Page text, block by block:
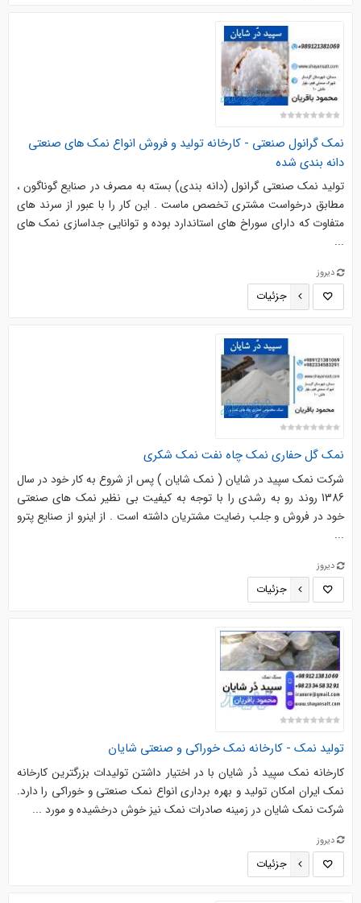
نمک گرانول صنعتی - کارخانه تولید و فروش انواع نمک های صنعتی
دانه بندی شده
تولید نمک صنعتی گرانول (دانه بندی) بسته به مصرف در صنایع گوناگون ،
مطابق درخواست مشتری تخصص ماست . این کار را با عبور از سرند های
متفاوت که دارای سوراخ های استاندارد بوده و توانایی جداسازی نمک های
...
دیروز
جزئیات
نمک گل حفاری نمک چاه نفت نمک شکری
شرکت نمک سپید در شایان ( نمک شایان ) پس از شروع به کار خود در سال
1386 روند رو به رشدی را با توجه به کیفیت بی نظیر نمک های صنعتی
خود در فروش و جلب رضایت مشتریان داشته است . از اینرو از صنایع پترو
...
دیروز
جزئیات
تولید نمک - کارخانه نمک خوراکی و صنعتی شایان
کارخانه نمک سپید دُر شایان با در اختیار داشتن تولیدات بزرگترین کارخانه
نمک ایران امکان تولید و بهره برداری انواع نمک صنعتی و خوراکی را دارد.
شرکت نمک شایان در زمینه صادرات نمک نیز خوش درخشیده و مورد ...
دیروز
جزئیات